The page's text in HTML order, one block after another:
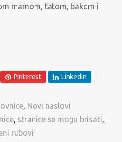
mamom, tatom, bakom i
Pinterest LinkedIn
, Novi naslovi
, stranice se mogu brisati,
rubovi